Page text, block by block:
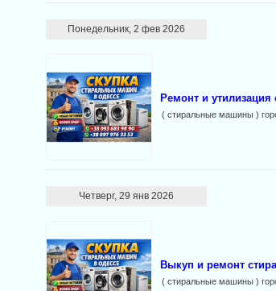
Понедельник, 2 фев 2026
Ремонт и
( стиральные машины )
Четверг, 29 янв 2026
Выкуп и ремонт
( стиральные машины )